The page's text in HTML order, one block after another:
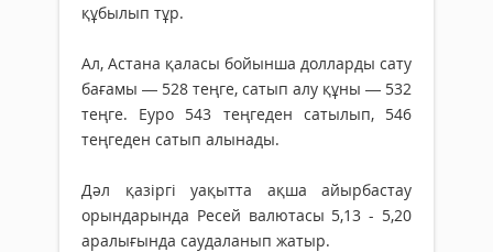
құбылып тұр.
Ал, Астана қаласы бойынша долларды сату
бағамы — 528 теңге, сатып алу құны — 532
теңге. Еуро 543 теңгеден сатылып, 546
теңгеден сатып алынады.
Дәл қазіргі уақытта ақша айырбастау
орындарында Ресей валютасы 5,13 - 5,20
аралығында саудаланып жатыр.